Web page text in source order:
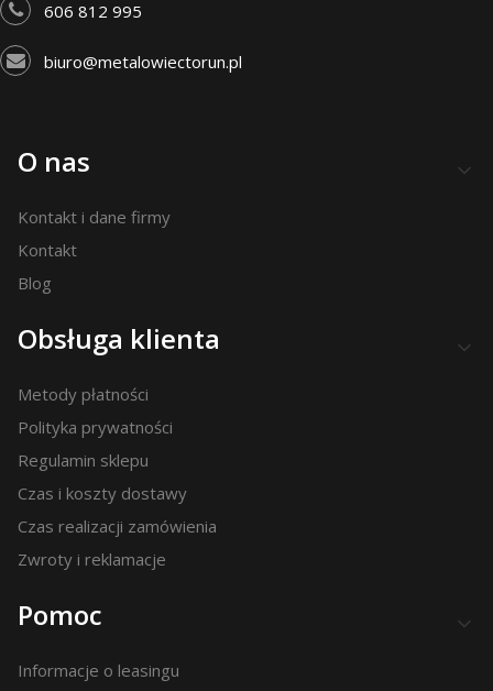
606 812 995
biuro@metalowiectorun.pl
Linki w stopce
O nas
Kontakt i dane firmy
Kontakt
Blog
Obsługa klienta
Metody płatności
Polityka prywatności
Regulamin sklepu
Czas i koszty dostawy
Czas realizacji zamówienia
Zwroty i reklamacje
Pomoc
Informacje o leasingu